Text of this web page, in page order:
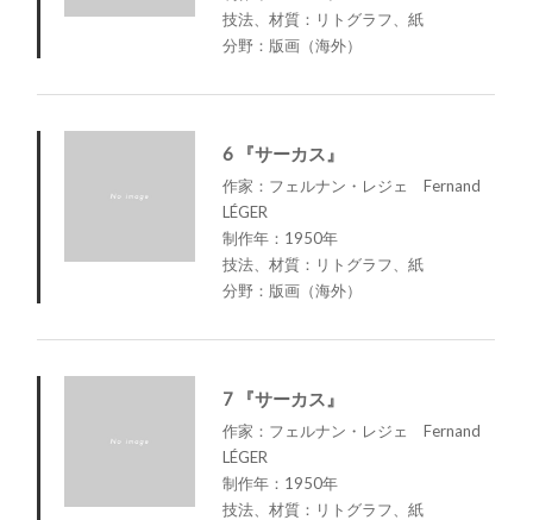
技法、材質：リトグラフ、紙
分野：版画（海外）
6 『サーカス』
作家：フェルナン・レジェ Fernand
LÉGER
制作年：1950年
技法、材質：リトグラフ、紙
分野：版画（海外）
7 『サーカス』
作家：フェルナン・レジェ Fernand
LÉGER
制作年：1950年
技法、材質：リトグラフ、紙